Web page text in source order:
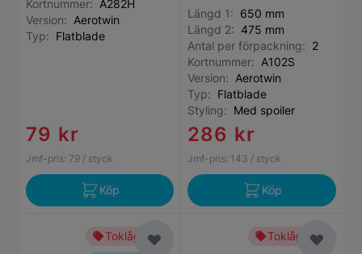
Kortnummer: A282H
Version: Aerotwin
Typ: Flatblade
79 kr
Jmf-pris: 79 / styck
Köp
Längd 1: 650 mm
Längd 2: 475 mm
Antal per förpackning: 2
Kortnummer: A102S
Version: Aerotwin
Typ: Flatblade
Styling: Med spoiler
286 kr
Jmf-pris: 143 / styck
Köp
Toklågt pris
Toklågt pris